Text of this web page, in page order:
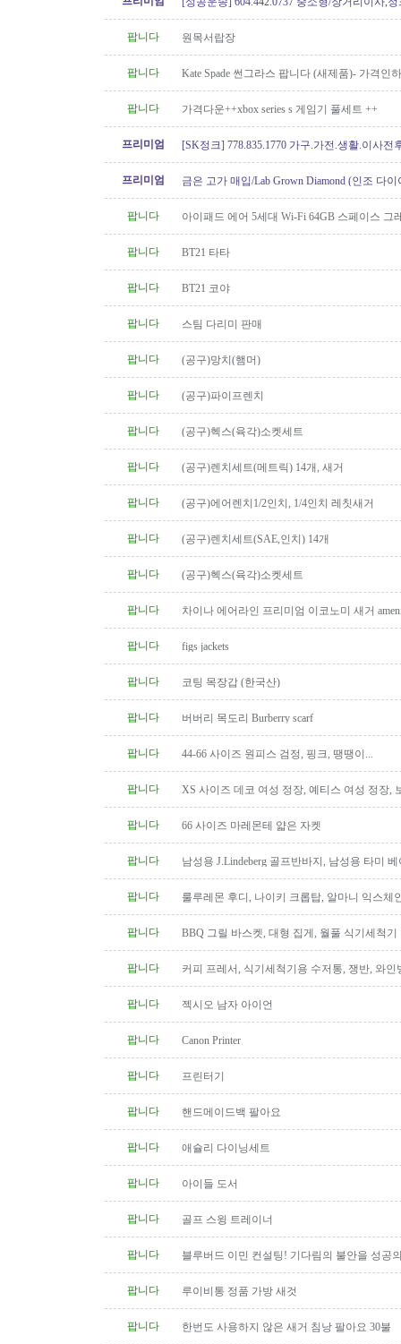
팝니다
원목서랍장
팝니다 Kate Spade 썬그라스 팝니다 (새제품)- 가격인하
팝니다 가격다운++xbox series s 게임기 풀세트 ++
프리미엄 [SK정크] 778.835.1770 가구.가전.생활.이사전
프리미엄
금은 고가 매입/Lab Grown Diamond (인조 다
팝니다
아이패드 에어 5세대 Wi-Fi 64GB 스페이스 그
팝니다
BT21 타타
팝니다 BT21 코야
팝니다 스팀 다리미 판매
팝니다 (공구)망치(햄머)
팝니다 (공구)파이프렌치
팝니다 (공구)헥스(육각)소켓세트
팝니다 (공구)렌치세트(메트릭) 14개, 새거
팝니다 (공구)에어렌치1/2인치, 1/4인치 레칫새거
팝니다 (공구)렌치세트(SAE,인치) 14개
팝니다 (공구)헥스(육각)소켓세트
팝니다 차이나 에어라인 프리미엄 이코노미 새거
팝니다 figs jackets
팝니다 코팅 목장갑 (한국산)
팝니다 버버리 목도리 Burberry scarf
팝니다 44-66 사이즈 원피스 검정, 핑크, 땡땡이...
팝니다
XS 사이즈 데코 여성 정장, 예티스 여성 정장,
팝니다
66 사이즈 마레몬테 얇은 자켓
팝니다
남성용 J.Lindeberg 골프반바지, 남성용 타미
팝니다
룰루레몬 후디, 나이키 크롭탑, 알마니 익스체
팝니다
BBQ 그릴 바스켓, 대형 집게, 월풀 식기세척기
팝니다
커피 프레서, 식기세척기용 수저통, 쟁반, 와인
팝니다 젝시오 남자 아이언
팝니다 Canon Printer
팝니다 프린터기
팝니다 핸드메이드백 팔아요
팝니다 애슐리 다이닝세트
팝니다 아이들 도서
팝니다 골프 스윙 트레이너
팝니다 블루버드 이민 컨설팅! 기다림의 불안을 성공
팝니다 루이비통 정품 가방 새것
팝니다 한번도 사용하지 않은 새거 침낭 팔아요 30불